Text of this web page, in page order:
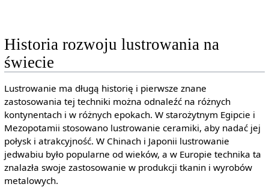
Historia rozwoju lustrowania na
świecie
Lustrowanie ma długą historię i pierwsze znane
zastosowania tej techniki można odnaleźć na różnych
kontynentach i w różnych epokach. W starożytnym Egipcie i
Mezopotamii stosowano lustrowanie ceramiki, aby nadać jej
połysk i atrakcyjność. W Chinach i Japonii lustrowanie
jedwabiu było popularne od wieków, a w Europie technika ta
znalazła swoje zastosowanie w produkcji tkanin i wyrobów
metalowych.